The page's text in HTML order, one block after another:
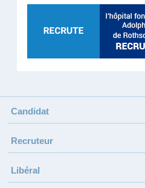
Candidat
Recruteur
Libéral